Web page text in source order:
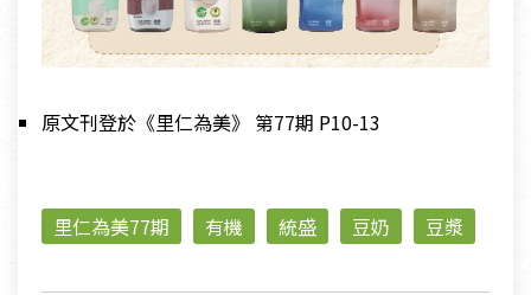
原文刊登於《里仁為美》 第77期 P10-13
里仁為美77期 有機 統盛 豆奶 豆漿